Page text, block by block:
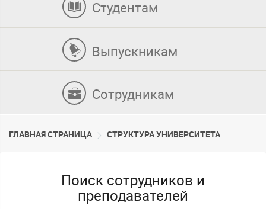
Студентам
Выпускникам
Сотрудникам
ГЛАВНАЯ СТРАНИЦА CТРУКТУРА УНИВЕРСИТЕТА
Поиск сотрудников и
преподавателей